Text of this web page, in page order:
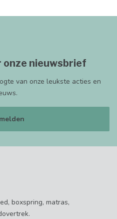
onze nieuwsbrief
van onze leukste acties en
boxspring, matras,